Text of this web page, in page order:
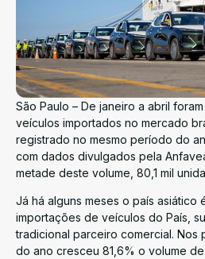
São Paulo – De janeiro a abril
veículos importados no mercado
registrado no mesmo período do
com dados divulgados pela
metade deste volume, 80,1 mil
Já há alguns meses o país asiático
importações de veículos do País,
tradicional parceiro comercial. Nos
do ano cresceu 81,6% o volume